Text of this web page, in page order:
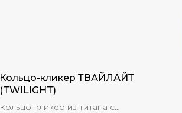
Кольцо-кликер ТВАЙЛАЙТ
(TWILIGHT)
Кольцо-кликер из титана с